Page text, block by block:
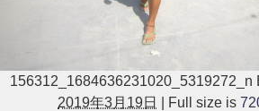
156312_1684636231020_5319272_n
2019年3月19日
Full size is